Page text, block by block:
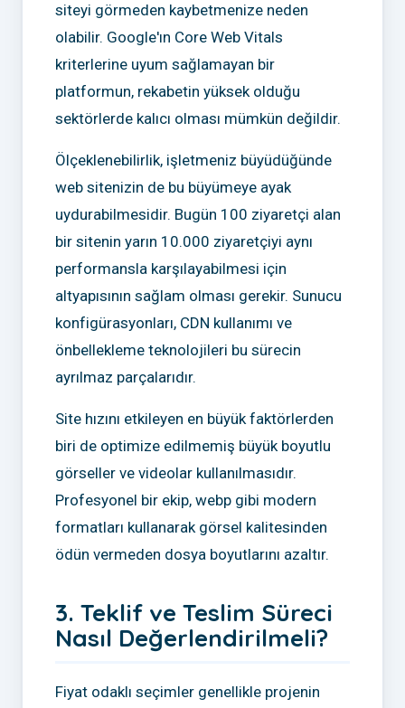
siteyi görmeden kaybetmenize neden
olabilir. Google'ın Core Web Vitals
kriterlerine uyum sağlamayan bir
platformun, rekabetin yüksek olduğu
sektörlerde kalıcı olması mümkün değildir.
Ölçeklenebilirlik, işletmeniz büyüdüğünde
web sitenizin de bu büyümeye ayak
uydurabilmesidir. Bugün 100 ziyaretçi alan
bir sitenin yarın 10.000 ziyaretçiyi aynı
performansla karşılayabilmesi için
altyapısının sağlam olması gerekir. Sunucu
konfigürasyonları, CDN kullanımı ve
önbellekleme teknolojileri bu sürecin
ayrılmaz parçalarıdır.
Site hızını etkileyen en büyük faktörlerden
biri de optimize edilmemiş büyük boyutlu
görseller ve videolar kullanılmasıdır.
Profesyonel bir ekip, webp gibi modern
formatları kullanarak görsel kalitesinden
ödün vermeden dosya boyutlarını azaltır.
3. Teklif ve Teslim Süreci
Nasıl Değerlendirilmeli?
Fiyat odaklı seçimler genellikle projenin